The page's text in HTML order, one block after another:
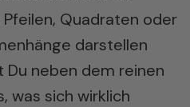
Quadraten oder
darstellen
Du neben dem reinen
was sich wirklich